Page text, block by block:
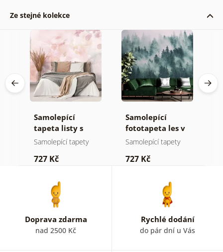
Ze stejné kolekce
Samolepící
tapeta listy s
pastelovým
Samolepící tapety
727 Kč
Samolepící
fototapeta les v
mlze
Samolepící tapety
727 Kč
Doprava zdarma
nad 2500 Kč
Rychlé dodání
do pár dní u Vás